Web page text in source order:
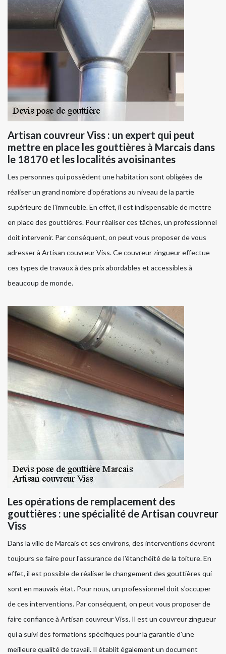
Artisan couvreur Viss : un expert qui peut
mettre en place les gouttières à Marcais dans
le 18170 et les localités avoisinantes
Les personnes qui possèdent une habitation sont obligées de
réaliser un grand nombre d'opérations au niveau de la partie
supérieure de l'immeuble. En effet, il est indispensable de mettre
en place des gouttières. Pour réaliser ces tâches, un professionnel
doit intervenir. Par conséquent, on peut vous proposer de vous
adresser à Artisan couvreur Viss. Ce couvreur zingueur effectue
ces types de travaux à des prix abordables et accessibles à
beaucoup de monde.
Les opérations de remplacement des
gouttières : une spécialité de Artisan couvreur
Viss
Dans la ville de Marcais et ses environs, des interventions devront
toujours se faire pour l'assurance de l'étanchéité de la toiture. En
effet, il est possible de réaliser le changement des gouttières qui
sont en mauvais état. Pour nous, un professionnel doit s'occuper
de ces interventions. Par conséquent, on peut vous proposer de
faire confiance à Artisan couvreur Viss. Il est un couvreur zingueur
qui a suivi des formations spécifiques pour la garantie d'une
meilleure qualité de travail. Il établit également un document